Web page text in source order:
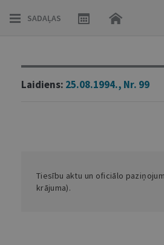
SADAĻAS
Laidiens: 25.08.1994., Nr. 99
Tiesību aktu un oficiālo
krājuma).